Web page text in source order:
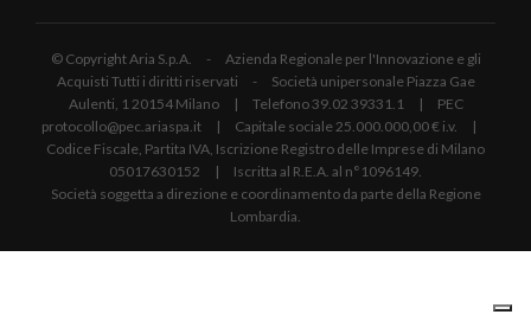
© Copyright Aria S.p.A. - Azienda Regionale per l'Innovazione e gli
Acquisti Tutti i diritti riservati - Società unipersonale Piazza Gae
Aulenti, 1 20154 Milano | Telefono 39.02 39331.1 | PEC
protocollo@pec.ariaspa.it | Capitale sociale 25.000.000,00 € i.v. |
Codice Fiscale, Partita IVA, Iscrizione Registro delle Imprese di Milano
05017630152 | Iscritta al R.E.A. al n°1096149.
Società soggetta a direzione e coordinamento da parte della Regione
Lombardia.